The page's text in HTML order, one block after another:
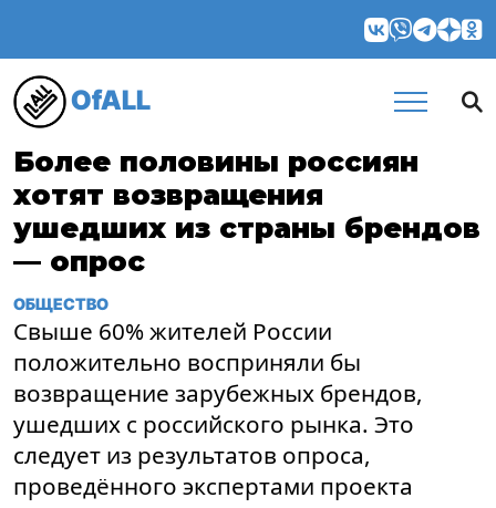
OfALL
Более половины россиян
хотят возвращения
ушедших из страны брендов
— опрос
ОБЩЕСТВО
Свыше 60% жителей России
положительно восприняли бы
возвращение зарубежных брендов,
ушедших с российского рынка. Это
следует из результатов опроса,
проведённого экспертами проекта